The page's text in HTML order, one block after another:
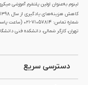
لینوم به‌عنوان اولین پلتفرم آموزشی
کاهش هزینه‌های یادگیری از سال 1398 فعالیت خود را آغاز کرده‌است.
شماره تماس: 71057814-021 (ساعت پاسخگویی ۹ الی ۱۸)
تهران، کارگر شمالی، دانشکده فنی
دسترسی سریع